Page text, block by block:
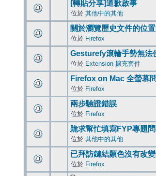
[轉貼分享]道歉啟事
位於 其他中的其他
關於瀏覽歷史文件的位置
位於 Firefox
Gesturefy滾輪手勢無法
位於 Extension 擴充套件
Firefox on Mac 全螢幕
位於 Firefox
兩步驗證錯誤
位於 Firefox
跪求幫忙填寫FYP專題
位於 其他中的其他
已拜訪鏈結顏色沒有改變
位於 Firefox